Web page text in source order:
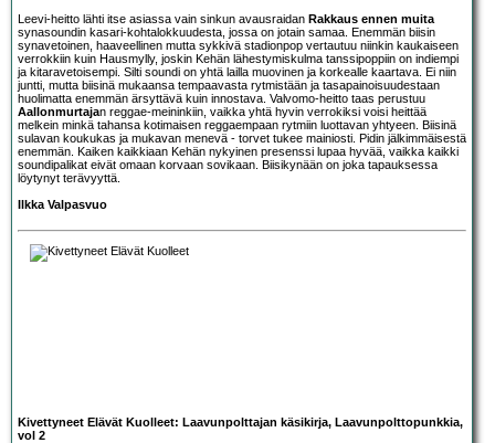
Leevi-heitto lähti itse asiassa vain sinkun avausraidan Rakkaus ennen muita
synasoundin kasari-kohtalokkuudesta, jossa on jotain samaa. Enemmän biisin
synavetoinen, haaveellinen mutta sykkivä stadionpop vertautuu niinkin kaukaiseen
verrokkiin kuin Hausmylly, joskin Kehän lähestymiskulma tanssipoppiin on indiempi
ja kitaravetoisempi. Silti soundi on yhtä lailla muovinen ja korkealle kaartava. Ei niin
juntti, mutta biisinä mukaansa tempaavasta rytmistään ja tasapainoisuudestaan
huolimatta enemmän ärsyttävä kuin innostava. Valvomo-heitto taas perustuu
Aallonmurtajan reggae-meininkiin, vaikka yhtä hyvin verrokiksi voisi heittää
melkein minkä tahansa kotimaisen reggaempaan rytmiin luottavan yhtyeen. Biisinä
sulavan koukukas ja mukavan menevä - torvet tukee mainiosti. Pidin jälkimmäisestä
enemmän. Kaiken kaikkiaan Kehän nykyinen presenssi lupaa hyvää, vaikka kaikki
soundipalikat eivät omaan korvaan sovikaan. Biisikynään on joka tapauksessa
löytynyt terävyyttä.
Ilkka Valpasvuo
Kivettyneet Elävät Kuolleet: Laavunpolttajan käsikirja, Laavunpolttopunkkia,
vol 2